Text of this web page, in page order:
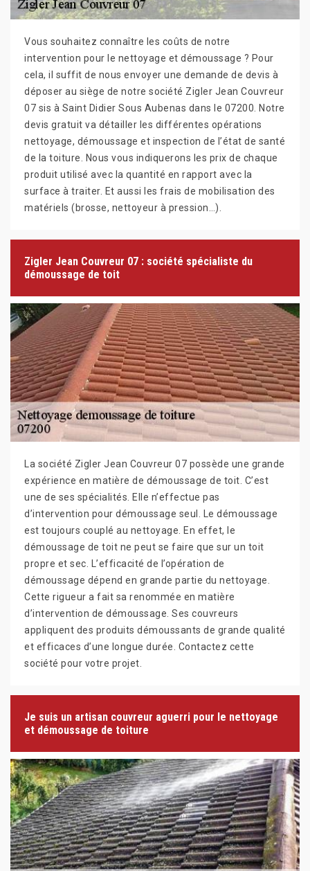
Vous souhaitez connaître les coûts de notre
intervention pour le nettoyage et démoussage ? Pour
cela, il suffit de nous envoyer une demande de devis à
déposer au siège de notre société Zigler Jean Couvreur
07 sis à Saint Didier Sous Aubenas dans le 07200. Notre
devis gratuit va détailler les différentes opérations
nettoyage, démoussage et inspection de l’état de santé
de la toiture. Nous vous indiquerons les prix de chaque
produit utilisé avec la quantité en rapport avec la
surface à traiter. Et aussi les frais de mobilisation des
matériels (brosse, nettoyeur à pression…).
Zigler Jean Couvreur 07 : société spécialiste du
démoussage de toit
La société Zigler Jean Couvreur 07 possède une grande
expérience en matière de démoussage de toit. C’est
une de ses spécialités. Elle n’effectue pas
d’intervention pour démoussage seul. Le démoussage
est toujours couplé au nettoyage. En effet, le
démoussage de toit ne peut se faire que sur un toit
propre et sec. L’efficacité de l’opération de
démoussage dépend en grande partie du nettoyage.
Cette rigueur a fait sa renommée en matière
d’intervention de démoussage. Ses couvreurs
appliquent des produits démoussants de grande qualité
et efficaces d’une longue durée. Contactez cette
société pour votre projet.
Je suis un artisan couvreur aguerri pour le nettoyage
et démoussage de toiture